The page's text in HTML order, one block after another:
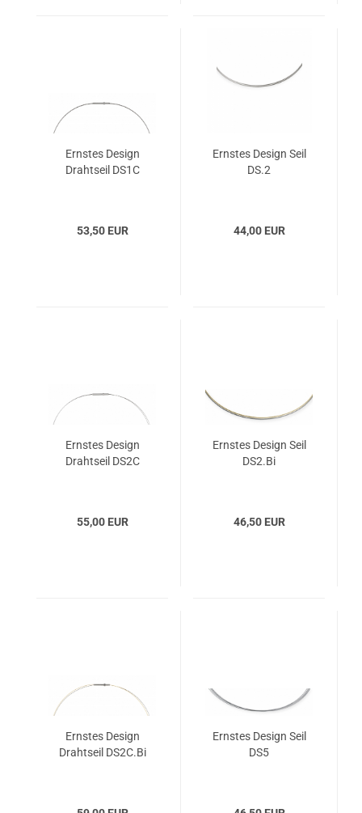
Ernstes Design
Drahtseil DS1C
53,50 EUR
Ernstes Design Seil
DS.2
44,00 EUR
Ernstes Design
Drahtseil DS2C
55,00 EUR
Ernstes Design Seil
DS2.Bi
46,50 EUR
Ernstes Design
Drahtseil DS2C.Bi
Ernstes Design Seil
DS5